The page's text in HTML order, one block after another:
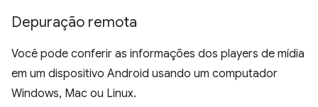
Depuração remota
Você pode conferir as informações dos players de mídia
em um dispositivo Android usando um computador
Windows, Mac ou Linux.